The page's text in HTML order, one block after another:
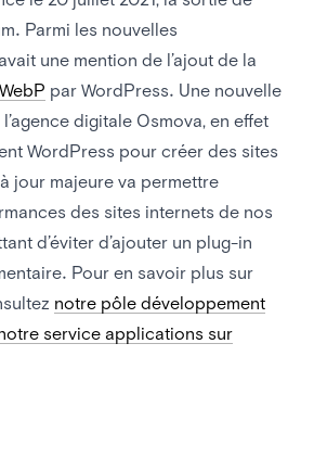
Parmi les nouvelles
une mention de l’ajout de la
WebP par WordPress. Une nouvelle
digitale Osmova, en effet
WordPress pour créer des sites
jour majeure va permettre
des sites internets de nos
d’éviter d’ajouter un plug-in
Pour en savoir plus sur
notre pôle développement
service applications sur